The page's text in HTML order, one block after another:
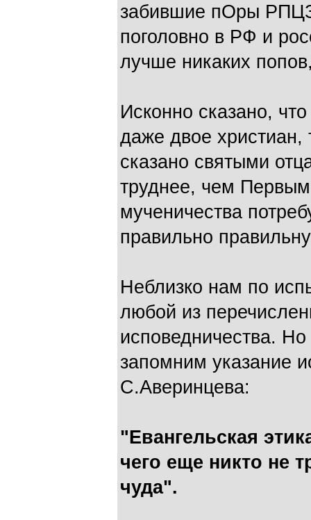
забившие пОры
поголовно в РФ и
лучше никаких
Исконно сказано,
даже двое
сказано святыми
труднее, чем
мученичества
правильно
Неблизко нам по
любой из
исповедничества.
запомним указание
С.Аверинцева:
"Евангельская
чего еще никто не
чуда".